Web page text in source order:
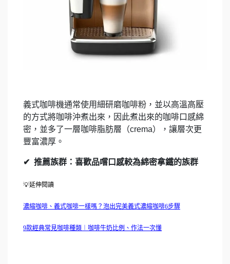
義式咖啡機通常使用細研磨咖啡粉，並以高溫高壓
的方式將咖啡沖煮出來，因此煮出來的咖啡口感綿
密，並多了一層咖啡脂肪層（crema），讓層次更
豐富濃厚。
✔ 推薦族群：喜歡品嚐口感較為綿密拿鐵的族群
💡延伸閱讀
濃縮咖啡、義式咖啡一樣嗎？泡出完美義式濃縮咖啡6步驟
9款經典常見咖啡種類︱咖啡牛奶比例、作法一次懂